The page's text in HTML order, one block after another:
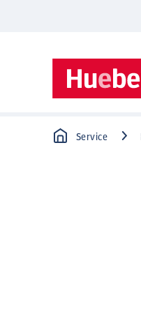
Service